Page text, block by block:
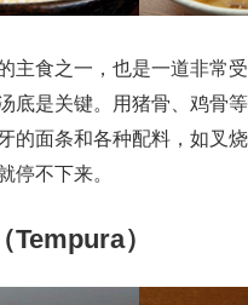
主食之一，也是一道非常
汤底是关键。用猪骨、鸡骨
的面条和各种配料，如叉
停不下来。
Tempura）